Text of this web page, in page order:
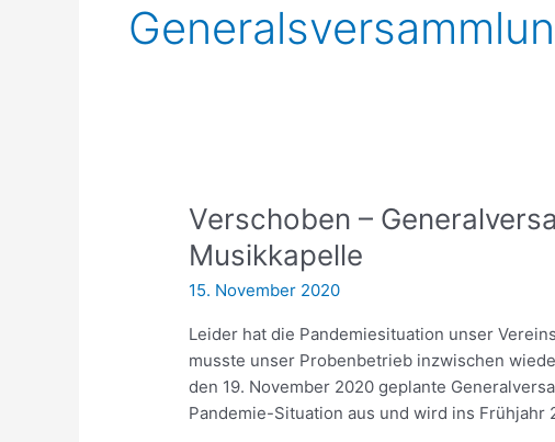
Verschoben –
Musikkapelle
15. November 2020
Leider hat die Pandemiesituation unser
musste unser Probenbetrieb inzwischen
den 19. November 2020 geplante
Pandemie-Situation aus und wird ins Frühjahr